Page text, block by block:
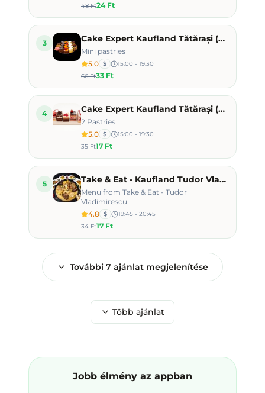
48 Ft24 Ft
3 Cake Expert Kaufland Tătărași (Doi Băieți)
Mini pastries
5.0 $
15:00 - 19:30
66 Ft33 Ft
4 Cake Expert Kaufland Tătărași (Doi Băieți)
2 Pastries
5.0 $
15:00 - 19:30
35 Ft17 Ft
5 Take & Eat - Kaufland Tudor Vladimirescu
Menu from Take & Eat - Tudor
Vladimirescu
4.8 $
19:45 - 20:45
34 Ft17 Ft
További 7 ajánlat megjelenítése
Több ajánlat
Jobb élmény az appban